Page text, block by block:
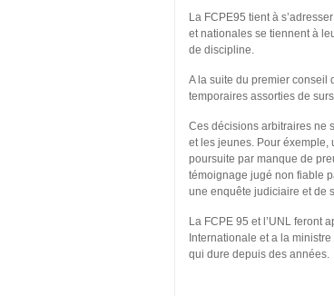
La FCPE95 tient à
et nationales se tiennent à
de discipline.
A la suite du premier conseil
temporaires assorties de
Ces décisions arbitraires ne
et les jeunes. Pour éxemple,
poursuite par manque de
témoignage jugé non fiable
une enquête judiciaire et de
La FCPE 95 et l’UNL feront
Internationale et a la
qui dure depuis des années.